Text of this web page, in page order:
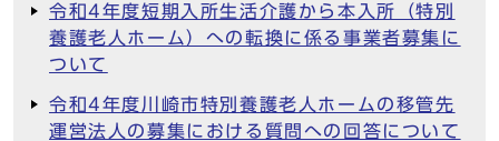
令和4年度短期入所生活介護から本入所（特別
養護老人ホーム）への転換に係る事業者募集に
ついて
令和4年度川崎市特別養護老人ホームの移管先
運営法人の募集における質問への回答について